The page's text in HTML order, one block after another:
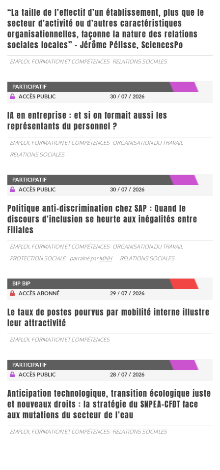
“La taille de l’effectif d’un établissement, plus que le
secteur d’activité ou d’autres caractéristiques
organisationnelles, façonne la nature des relations
sociales locales” - Jérôme Pélisse, SciencesPo
EMPLOI, FORMATION ET COMPÉTENCES RELATIONS SOCIALES
PARTICIPATIF
ACCÈS PUBLIC
30 / 07 / 2026
IA en entreprise : et si on formait aussi les
représentants du personnel ?
EMPLOI, FORMATION ET COMPÉTENCES ORGANISATION DU TRAVAIL
RELATIONS SOCIALES
PARTICIPATIF
ACCÈS PUBLIC
30 / 07 / 2026
Politique anti-discrimination chez SAP : Quand le
discours d’inclusion se heurte aux inégalités entre
Filiales
EMPLOI, FORMATION ET COMPÉTENCES ORGANISATION DU TRAVAIL
PROTECTION SOCIALE
parrainé parMNH RELATIONS SOCIALES
BIP BIP
ACCÈS ABONNÉ
29 / 07 / 2026
Le taux de postes pourvus par mobilité interne illustre
leur attractivité
EMPLOI, FORMATION ET COMPÉTENCES
PARTICIPATIF
ACCÈS PUBLIC
28 / 07 / 2026
Anticipation technologique, transition écologique juste
et nouveaux droits : la stratégie du SNPEA-CFDT face
aux mutations du secteur de l’eau
EMPLOI, FORMATION ET COMPÉTENCES RELATIONS SOCIALES